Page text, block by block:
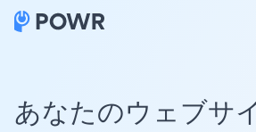
あなたのウェブサ